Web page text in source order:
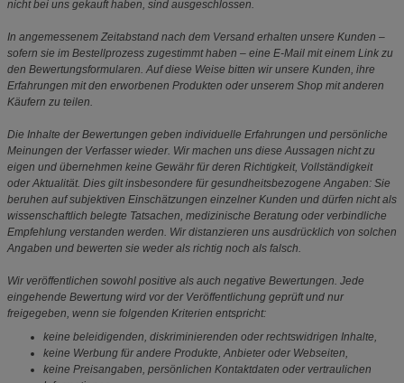
nicht bei uns gekauft haben, sind ausgeschlossen.
In angemessenem Zeitabstand nach dem Versand erhalten unsere Kunden –
sofern sie im Bestellprozess zugestimmt haben – eine E-Mail mit einem Link zu
den Bewertungsformularen. Auf diese Weise bitten wir unsere Kunden, ihre
Erfahrungen mit den erworbenen Produkten oder unserem Shop mit anderen
Käufern zu teilen.
Die Inhalte der Bewertungen geben individuelle Erfahrungen und persönliche
Meinungen der Verfasser wieder. Wir machen uns diese Aussagen nicht zu
eigen und übernehmen keine Gewähr für deren Richtigkeit, Vollständigkeit
oder Aktualität. Dies gilt insbesondere für gesundheitsbezogene Angaben: Sie
beruhen auf subjektiven Einschätzungen einzelner Kunden und dürfen nicht als
wissenschaftlich belegte Tatsachen, medizinische Beratung oder verbindliche
Empfehlung verstanden werden. Wir distanzieren uns ausdrücklich von solchen
Angaben und bewerten sie weder als richtig noch als falsch.
Wir veröffentlichen sowohl positive als auch negative Bewertungen. Jede
eingehende Bewertung wird vor der Veröffentlichung geprüft und nur
freigegeben, wenn sie folgenden Kriterien entspricht:
keine beleidigenden, diskriminierenden oder rechtswidrigen Inhalte,
keine Werbung für andere Produkte, Anbieter oder Webseiten,
keine Preisangaben, persönlichen Kontaktdaten oder vertraulichen